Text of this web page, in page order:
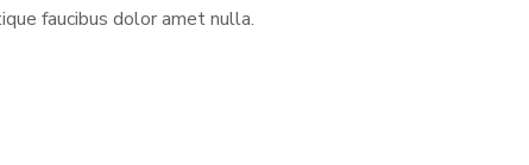
faucibus dolor amet nulla.